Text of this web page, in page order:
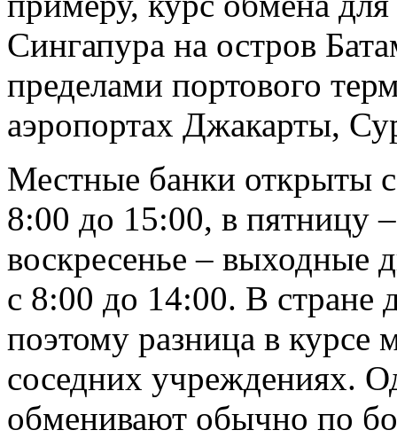
Сингапура на остров
пределами портового
аэропортах Джакарты,
Местные банки открыты с
8:00 до 15:00, в пятницу
воскресенье – выходные
с 8:00 до 14:00. В стране
поэтому разница в курсе
соседних учреждениях.
обменивают обычно по